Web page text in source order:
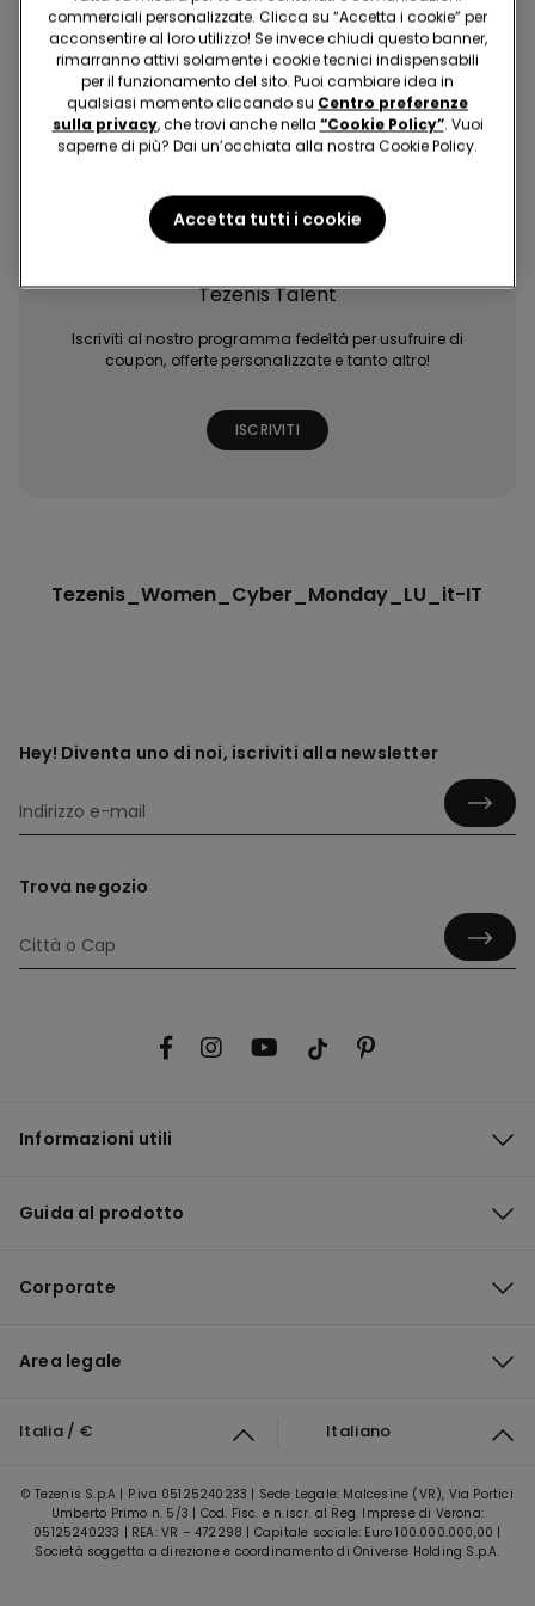
Acquisti facili e
Ultime tendenze
Promozioni
Extra punti con
Tezenis Talent
Iscriviti al nostro programma fedeltà per usufruire di
coupon, offerte personalizzate e tanto altro!
ISCRIVITI
Tezenis_Women_Cyber_Monday_LU_it-IT
Hey! Diventa uno di noi, iscriviti alla newsletter
Trova negozio
Informazioni utili
Guida al prodotto
Corporate
Area legale
Italia / € Italiano
© Tezenis S.p.A | P.iva 05125240233 | Sede Legale: Malcesine (VR), Via Portici
Umberto Primo n. 5/3 | Cod. Fisc. e n.iscr. al Reg. Imprese di Verona:
05125240233 | REA: VR – 472298 | Capitale sociale: Euro 100.000.000,00 |
Società soggetta a direzione e coordinamento di Oniverse Holding S.p.A.
commerciali personalizzate. Clicca su “Accetta i cookie” per
acconsentire al loro utilizzo! Se invece chiudi questo banner,
rimarranno attivi solamente i cookie tecnici indispensabili
per il funzionamento del sito. Puoi cambiare idea in
qualsiasi momento cliccando su Centro preferenze
sulla privacy, che trovi anche nella “Cookie Policy”. Vuoi
saperne di più? Dai un’occhiata alla nostra Cookie Policy.
Accetta tutti i cookie